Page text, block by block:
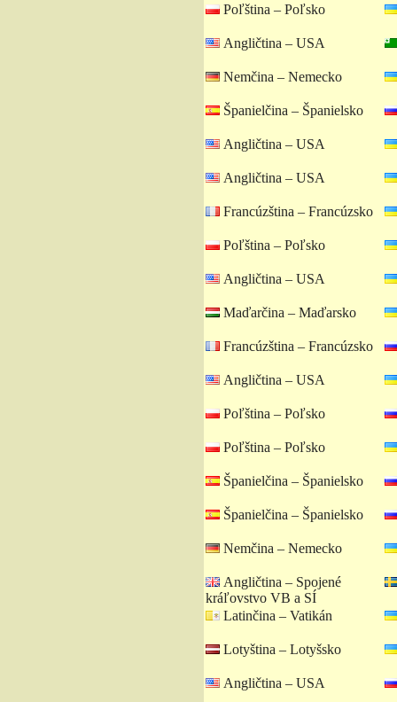
Poľština – Poľsko
Angličtina – USA
Nemčina – Nemecko
Španielčina – Španielsko
Angličtina – USA
Angličtina – USA
Francúzština – Francúzsko
Poľština – Poľsko
Angličtina – USA
Maďarčina – Maďarsko
Francúzština – Francúzsko
Angličtina – USA
Poľština – Poľsko
Poľština – Poľsko
Španielčina – Španielsko
Španielčina – Španielsko
Nemčina – Nemecko
Angličtina – Spojené
kráľovstvo VB a SÍ
Latinčina – Vatikán
Lotyština – Lotyšsko
Angličtina – USA